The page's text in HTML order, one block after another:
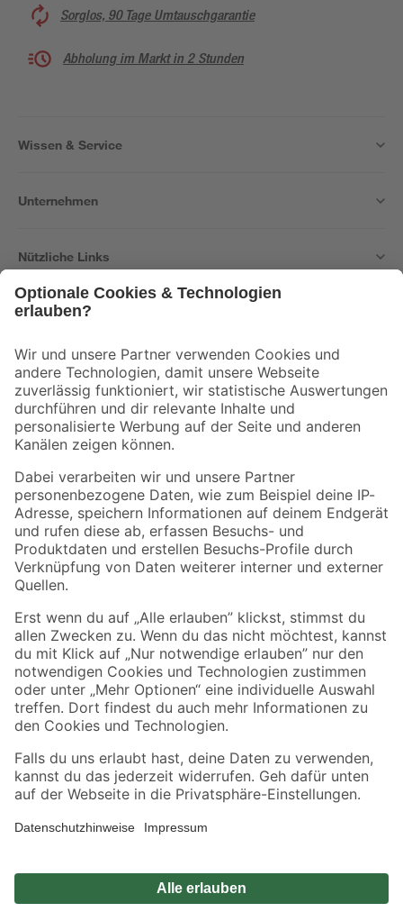
Sorglos, 90 Tage Umtauschgarantie
Abholung im Markt in 2 Stunden
Wissen & Service
Unternehmen
Nützliche Links
Der toom Newsletter: Keine Angebote und Aktionen mehr verpassen!
Zur Newsletter Anmeldung
Folge uns
Zahlungsarten Versandarten
Sicher einkaufen
Jetzt die toom-App herunterladen
Alle Preisangaben in EUR inkl. gesetzl. MwSt.. Die dargestellten Angebote sind unter
Umständen nicht in allen Märkten verfügbar. Die angegebenen Verfügbarkeiten beziehen
Produkte nur solange der Vorrat reicht.
*Paketversand ab 59 € versandkostenfrei, gilt nicht für Artikel mit Speditionsversand, hier
Privatsphäre Impressum
Nutzungsbedingungen
Widerrufsrecht Vertrag widerrufen